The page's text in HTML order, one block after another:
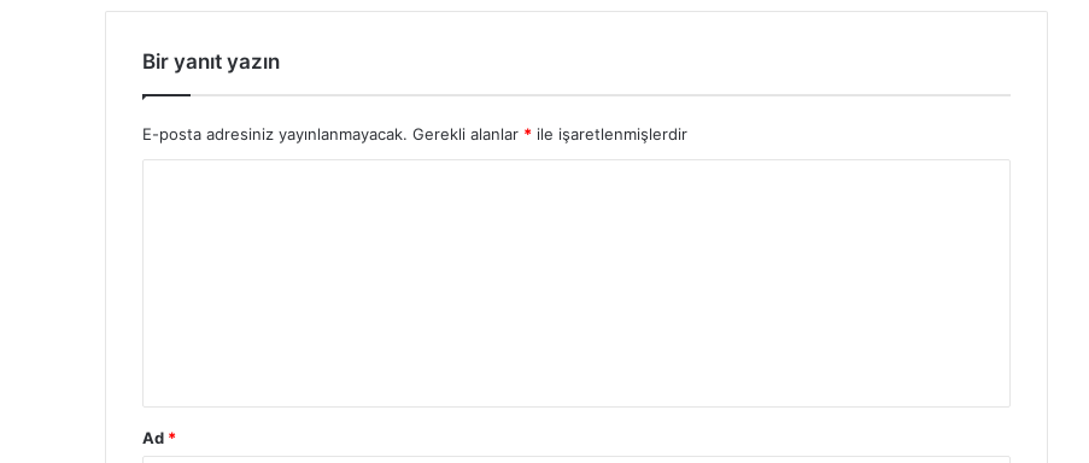
H
d
i
s
Bir yanıt yazın
E-posta adresiniz yayınlanmayacak. Gerekli alanlar * ile işaretlenmişlerdir
Ad *